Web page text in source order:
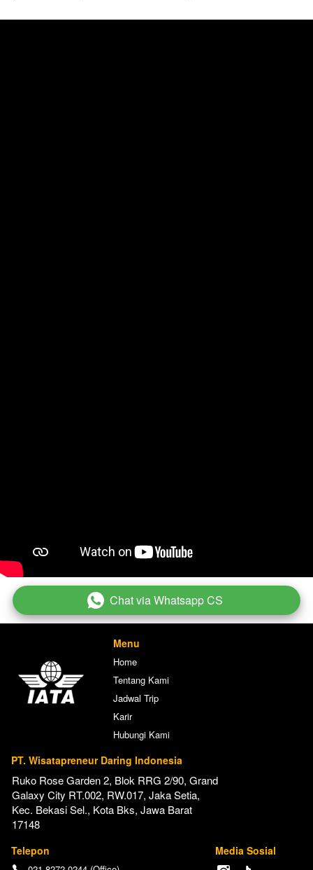
` Chat via Whatsapp CS
Menu
Home
Tentang Kami
Jadwal Trip
Karir
Hubungi Kami
PT. Wisatapreneur Daring Indonesia
Ruko Rose Garden 2, Blok RRG 2/90, Grand
Galaxy City RT.002, RW.017, Jaka Setia,
Kec. Bekasi Sel., Kota Bks, Jawa Barat
17148
Telepon Media Sosial